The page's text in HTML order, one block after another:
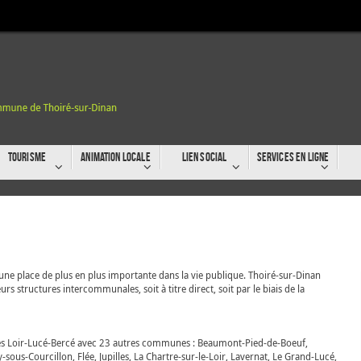
Tourisme Animation locale Lien social Services en ligne
place de plus en plus importante dans la vie publique. Thoiré-sur-Dinan
structures intercommunales, soit à titre direct, soit par le biais de la
Lucé-Bercé avec 23 autres communes : Beaumont-Pied-de-Boeuf,
Courcillon, Flée, Jupilles, La Chartre-sur-le-Loir, Lavernat, Le Grand-Lucé,